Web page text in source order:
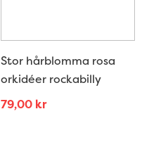
Stor hårblomma rosa
orkidéer rockabilly
79,00 kr